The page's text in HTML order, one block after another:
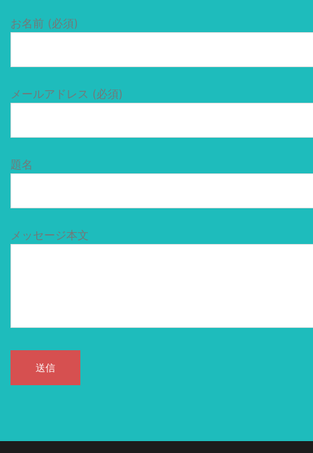
お名前 (必須)
メールアドレス (必須)
題名
メッセージ本文